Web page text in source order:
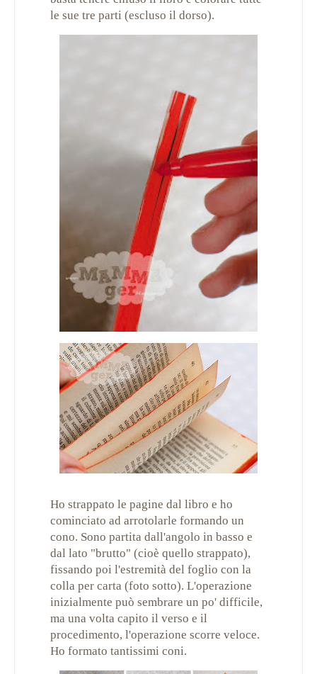
le sue tre parti (escluso il dorso).
Ho strappato le pagine dal libro e ho
cominciato ad arrotolarle formando un
cono. Sono partita dall'angolo in basso e
dal lato "brutto" (cioè quello strappato),
fissando poi l'estremità del foglio con la
colla per carta (foto sotto). L'operazione
inizialmente può sembrare un po' difficile,
ma una volta capito il verso e il
procedimento, l'operazione scorre veloce.
Ho formato tantissimi coni.